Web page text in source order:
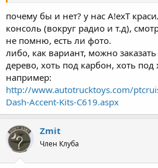
почему бы и нет? у нас A!exT
консоль (вокруг радио и т.д),
не помню, есть ли фото.
либо, как вариант, можно
дерево, хоть под карбон, хоть под
например:
http://www.autotrucktoys.com/
Dash-Accent-Kits-C619.aspx
Zmit
Член Клуба